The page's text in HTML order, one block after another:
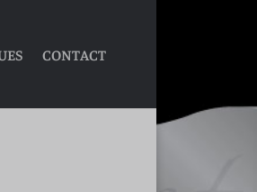
CONTACT